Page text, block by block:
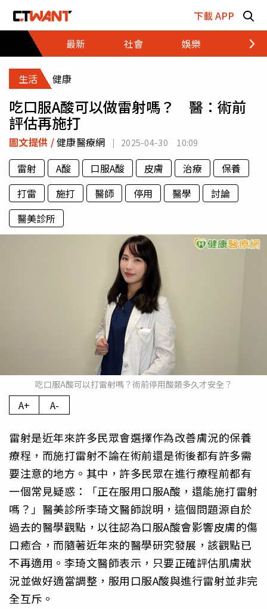
下載 APP
最新
社會 娛樂 財經
生活 健康
吃口服A酸可以做雷射嗎？ 醫：術前
評估再施打
圖文提供 /健康醫療網 2025-04-30 10:09
雷射 A酸 口服A酸 皮膚 治療
保養
打雷
施打 醫師 停用 醫學
討論
醫美診所
吃口服A酸可以打雷射嗎？術前停用酸類多久才安全？
A+ A-
雷射是近年來許多民眾會選擇作為改善膚況的保養
療程，而施打雷射不論在術前還是術後都有許多需
要注意的地方。其中，許多民眾在進行療程前都有
一個常見疑惑：「正在服用口服A酸，還能施打雷射
嗎？」醫美診所李琦文醫師說明，這個問題源自於
過去的醫學觀點，以往認為口服A酸會影響皮膚的傷
口癒合，而隨著近年來的醫學研究發展，該觀點已
不再適用。李琦文醫師表示，只要正確評估肌膚狀
況並做好適當調整，服用口服A酸與進行雷射並非完
全互斥。